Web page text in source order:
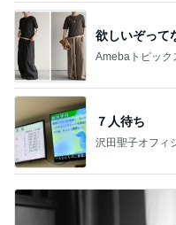
欲しいぞって
Amebaトピック
７人待ち
沢田聖子オフィ